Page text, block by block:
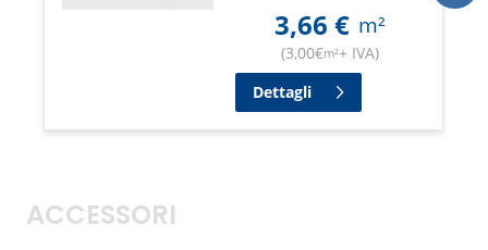
3,66 € m²
(3,00€m²+ IVA)
Dettagli
ACCESSORI